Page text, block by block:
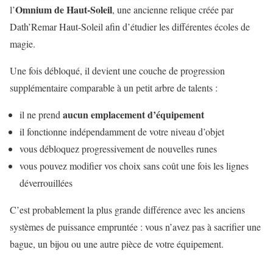
l’Omnium de Haut-Soleil, une ancienne relique créée par
Dath’Remar Haut-Soleil afin d’étudier les différentes écoles de
magie.
Une fois débloqué, il devient une couche de progression
supplémentaire comparable à un petit arbre de talents :
il ne prendaucun emplacement d’équipement
il fonctionne indépendamment de votre niveau d’objet
vous débloquez progressivement de nouvelles runes
vous pouvez modifier vos choix sans coût une fois les lignes
déverrouillées
C’est probablement la plus grande différence avec les anciens
systèmes de puissance empruntée : vous n’avez pas à sacrifier une
bague, un bijou ou une autre pièce de votre équipement.